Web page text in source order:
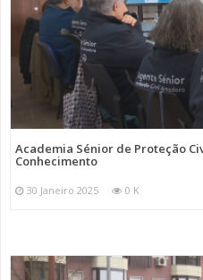
Academia Sénior de Proteção
Conhecimento
30 Janeiro 2025 0 K